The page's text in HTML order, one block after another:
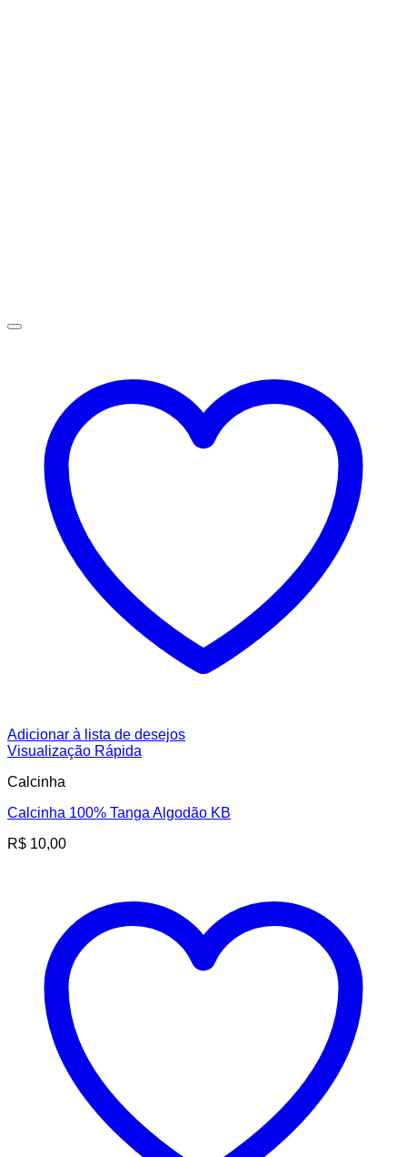
Adicionar à lista de desejos
Visualização Rápida
Calcinha
Calcinha 100% Tanga Algodão KB
R$ 10,00